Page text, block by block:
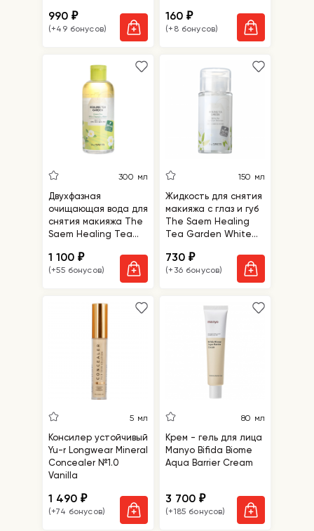
990₽
(+49 бонусов)
160₽
(+8 бонусов)
300 мл
Двухфазная
очищающая вода для
снятия макияжа The
Saem Healing Tea
Oil In Cleansing
Water
1 100₽
(+55 бонусов)
150 мл
Жидкость для снятия
макияжа с глаз и губ
The Saem Healing
Tea Garden White
Remover
730₽
(+36 бонусов)
5 мл
Консилер устойчивый
Yu-r Longwear Mineral
Concealer №1.0
Vanilla
1 490₽
(+74 бонусов)
80 мл
Крем - гель для лица
Manyo Bifida Biome
Aqua Barrier Cream
3 700₽
(+185 бонусов)